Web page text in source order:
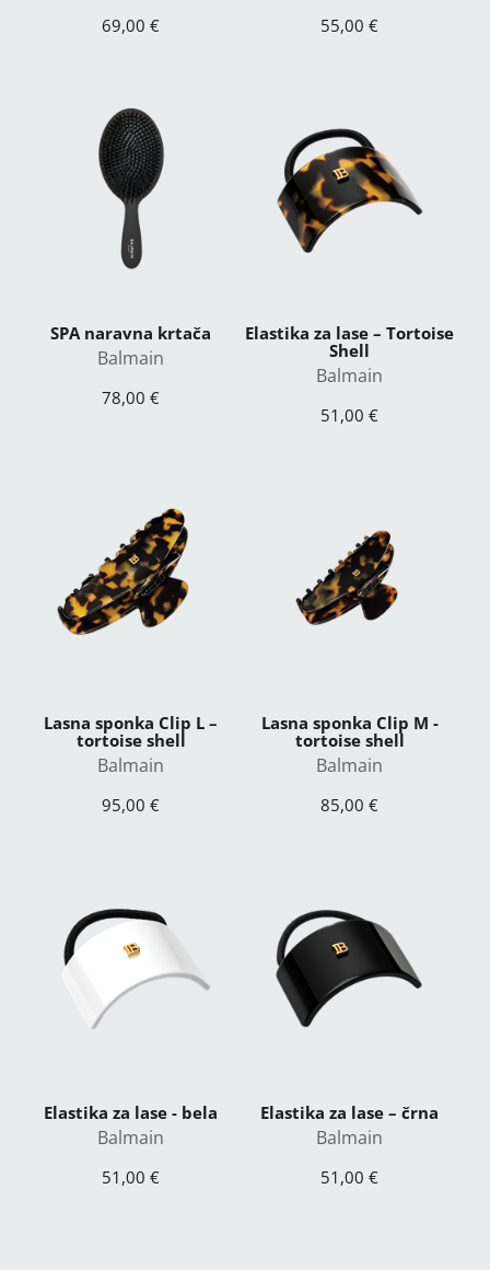
69,00 € 55,00 €
SPA naravna krtača
Balmain
78,00 €
Elastika za lase – Tortoise
Shell
Balmain
51,00 €
Lasna sponka Clip L –
tortoise shell
Balmain
95,00 €
Lasna sponka Clip M -
tortoise shell
Balmain
85,00 €
Elastika za lase - bela
Balmain
51,00 €
Elastika za lase – črna
Balmain
51,00 €